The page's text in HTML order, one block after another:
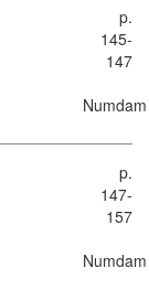
p.
145-
147
Numdam
p.
147-
157
Numdam